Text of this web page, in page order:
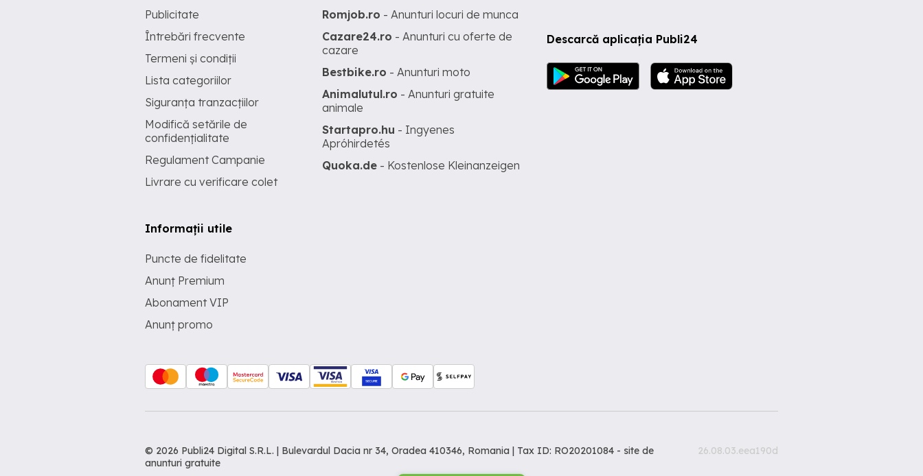
Descarcă aplicația Publi24
Publicitate
Întrebări frecvente
Termeni și condiții
Lista categoriilor
Siguranța tranzacțiilor
Modifică setările de
confidențialitate
Regulament Campanie
Livrare cu verificare colet
Informații utile
Puncte de fidelitate
Anunț Premium
Abonament VIP
Anunț promo
Romjob.ro - Anunturi locuri de munca
Cazare24.ro - Anunturi cu oferte de
cazare
Bestbike.ro - Anunturi moto
Animalutul.ro - Anunturi gratuite
animale
Startapro.hu - Ingyenes
Apróhirdetés
Quoka.de - Kostenlose Kleinanzeigen
© 2026 Publi24 Digital S.R.L. | Bulevardul Dacia nr 34, Oradea 410346, Romania | Tax ID: RO20201084 - site de
anunturi gratuite
26.08.03.eea190d